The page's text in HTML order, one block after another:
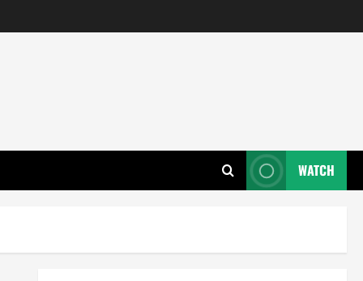
WATCH